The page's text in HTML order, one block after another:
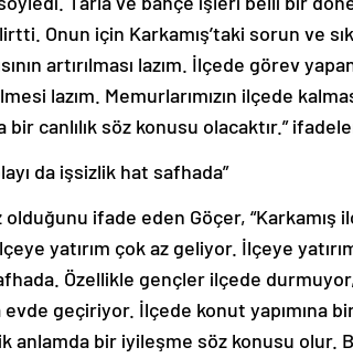
Onun için Karkamış’taki sorun ve
artırılması lazım. İlçede görev
lazım. Memurlarımızın ilçede
canlılık söz konusu olacaktır.”
da işsizlik hat safhada”
olduğunu ifade eden Göçer, “Karkamış
yatırım çok az geliyor. İlçeye
Özellikle gençler ilçede
geçiriyor. İlçede konut yapımına
anlamda bir iyileşme söz konusu olur.